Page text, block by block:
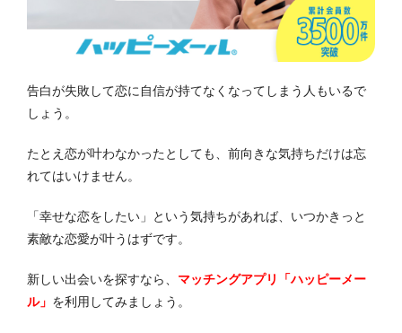
告白が失敗して恋に自信が持てなくなってしまう人もいるで
しょう。
たとえ恋が叶わなかったとしても、前向きな気持ちだけは忘
れてはいけません。
「幸せな恋をしたい」という気持ちがあれば、いつかきっと
素敵な恋愛が叶うはずです。
新しい出会いを探すなら、 マッチングアプリ「ハッピーメー
ル」 を利用してみましょう。